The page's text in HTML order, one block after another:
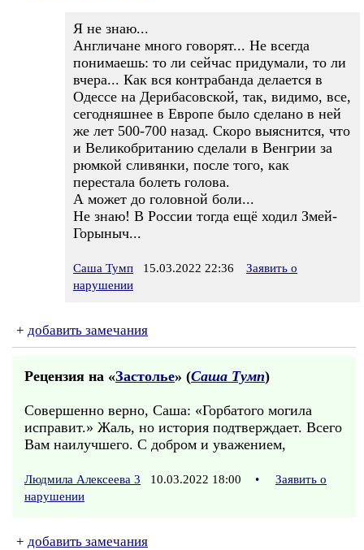
Я не знаю...
Англичане много говорят... Не всегда
понимаешь: то ли сейчас придумали, то ли
вчера... Как вся контрабанда делается в
Одессе на Дерибасовской, так, видимо, все,
сегодняшнее в Европе было сделано в ней
же лет 500-700 назад. Скоро выяснится, что
и Великобританию сделали в Венгрии за
рюмкой сливянки, после того, как
перестала болеть голова.
А может до головной боли...
Не знаю! В России тогда ещё ходил Змей-
Горыныч...
Саша Тумп 15.03.2022 22:36
Заявить о
нарушении
+ добавить замечания
Рецензия на «Застолье» (Саша Тумп)
Совершенно верно, Саша: «Горбатого могила
исправит.» Жаль, но история подтверждает. Всего
Вам наилучшего. С добром и уважением,
Людмила Алексеева 3 10.03.2022 18:00 •
Заявить о
нарушении
+ добавить замечания